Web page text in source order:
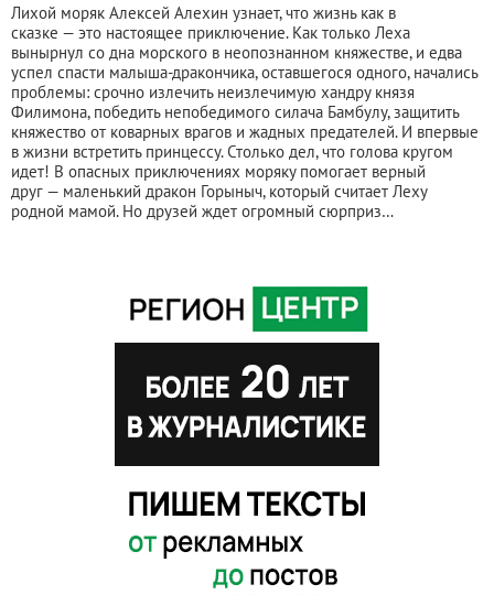
Лихой моряк Алексей Алехин узнает, что жизнь как в
сказке — это настоящее приключение. Как только Леха
вынырнул со дна морского в неопознанном княжестве, и едва
успел спасти малыша-дракончика, оставшегося одного, начались
проблемы: срочно излечить неизлечимую хандру князя
Филимона, победить непобедимого силача Бамбулу, защитить
княжество от коварных врагов и жадных предателей. И впервые
в жизни встретить принцессу. Столько дел, что голова кругом
идет! В опасных приключениях моряку помогает верный
друг — маленький дракон Горыныч, который считает Леху
родной мамой. Но друзей ждет огромный сюрприз…